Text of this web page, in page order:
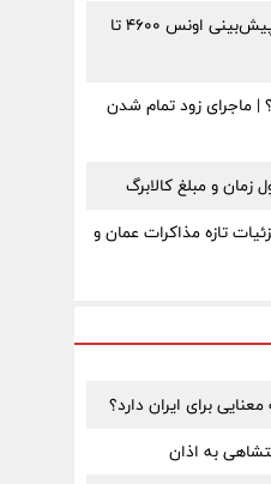
قیمت طلا دوباره منفجر می‌شود؟ | پیش‌بینی اونس ۴۶۰۰ تا
| ماجرای زود تمام شدن
تازه مذاکرات عمان و
برای ایران دارد؟
به اذان